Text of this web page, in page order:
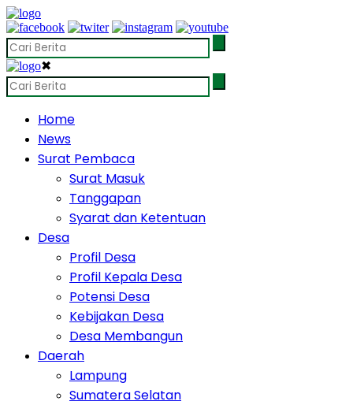
✖
Home
News
Surat Pembaca
Surat Masuk
Tanggapan
Syarat dan Ketentuan
Desa
Profil Desa
Profil Kepala Desa
Potensi Desa
Kebijakan Desa
Desa Membangun
Daerah
Lampung
Sumatera Selatan